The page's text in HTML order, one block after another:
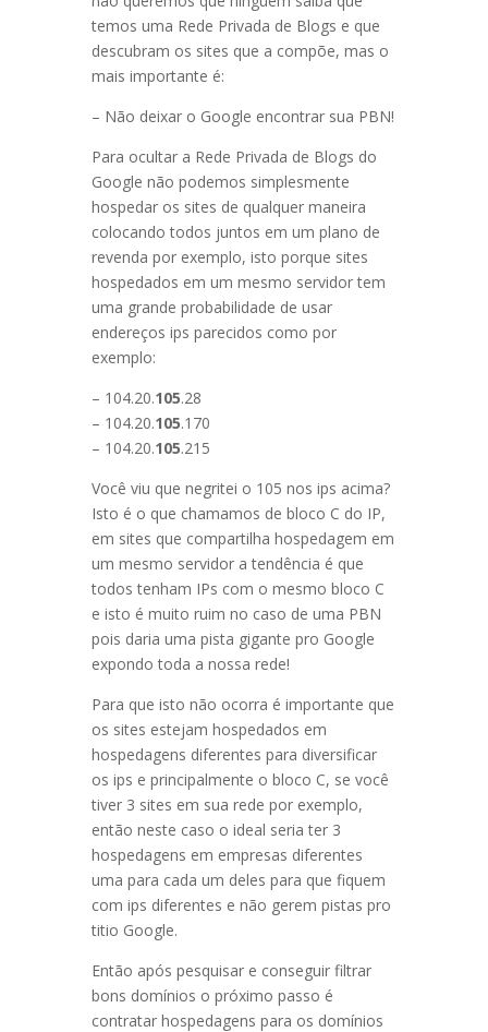
temos uma Rede Privada de Blogs e que
descubram os sites que a compõe, mas o
mais importante é:
– Não deixar o Google encontrar sua PBN!
Para ocultar a Rede Privada de Blogs do
Google não podemos simplesmente
hospedar os sites de qualquer maneira
colocando todos juntos em um plano de
revenda por exemplo, isto porque sites
hospedados em um mesmo servidor tem
uma grande probabilidade de usar
endereços ips parecidos como por
exemplo:
– 104.20.105.28
– 104.20.105.170
– 104.20.105.215
Você viu que negritei o 105 nos ips acima?
Isto é o que chamamos de bloco C do IP,
em sites que compartilha hospedagem em
um mesmo servidor a tendência é que
todos tenham IPs com o mesmo bloco C
e isto é muito ruim no caso de uma PBN
pois daria uma pista gigante pro Google
expondo toda a nossa rede!
Para que isto não ocorra é importante que
os sites estejam hospedados em
hospedagens diferentes para diversificar
os ips e principalmente o bloco C, se você
tiver 3 sites em sua rede por exemplo,
então neste caso o ideal seria ter 3
hospedagens em empresas diferentes
uma para cada um deles para que fiquem
com ips diferentes e não gerem pistas pro
titio Google.
Então após pesquisar e conseguir filtrar
bons domínios o próximo passo é
contratar hospedagens para os domínios